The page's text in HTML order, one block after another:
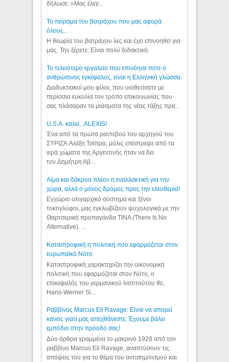
δήλωσε: «Μας έλεγ...
Το πείραμα του βατράχου που μας αφορά
όλους...
Η θεωρία του βατράχου λες και έχει επινοηθεί για
μας. Την ξέρετε; Είναι πολύ διδακτική.
Το τελειότερο εργαλείο που επινόησε ποτε ο
ανθρώπινος εγκέφαλος, είναι η Ελληνική γλώσσα.
Διαδυκτιακοί μου φίλοι, που υιοθετίσατε με
περίσσια ευκολία τον τρόπο επικοινωνίας που
σας πλάσαραν τα μιάσματα της νέας τάξης πρα...
U.S.A. καλεί...ALEXIS!
Ένα από τα πρώτα ραντεβού του αρχηγού του
ΣΥΡΙΖΑ Αλέξη Τσίπρα, μόλις επέστρεψε από τα
ιερά χώματα της Αργεντινής ήταν να δει
τον Δημήτρη Αβ...
Αίμα και δάκρυα πλέον η εναλλακτική για την
χώρα, αλλά ο μόνος δρόμος προς την ελευθερία!
Εγχώριο ολιγαρχικό σύστημα και ξένοι
τοκογλύφοι, μας εγκλωβίζουν ψυχολογικά με την
Θαρτσερική προπαγάνδα TINA (There Is No
Alternative). ...
Καταστροφική η πολιτική που εφαρμόζεται στον
ευρωπαϊκό Νότο
Καταστροφική χαρακτηρίζει την οικονομική
πολιτική που εφαρμόζεται στον Νότο, ο
επικεφαλής του γερμανικού Ινστιτούτου Ifo,
Hans-Werner Si...
Ραββίνος Marcus Eli Ravage: Είναι να απορεί
κανείς γιατί μας απεχθάνεστε; Έχουμε βάλει
εμπόδιο στην πρόοδό σας!
Δύο άρθρα γραμμένα το μακρινό 1928 από τον
ραββίνο Marcus Eli Ravage, αναπτύσουν τις
απόψεις του για το θέμα του αντισημιτισμού και